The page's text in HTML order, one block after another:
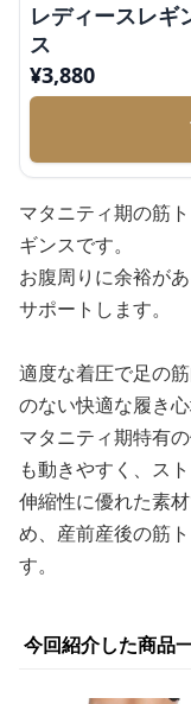
レディースレ
ス
¥3,880
マタニティ期の筋
ギンスです。
お腹周りに余裕が
サポートします。
適度な着圧で足の
のない快適な履き心
マタニティ期特有
も動きやすく、ス
伸縮性に優れた素
め、産前産後の筋
す。
今回紹介した商品